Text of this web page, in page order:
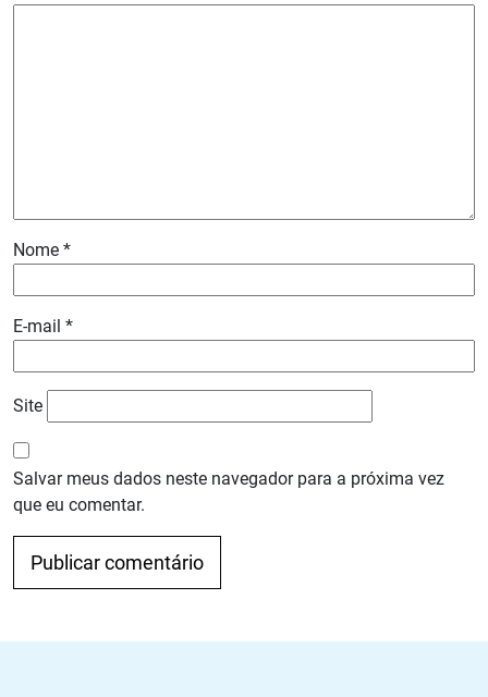
Nome *
E-mail *
Site
Salvar meus dados neste navegador para a próxima vez
que eu comentar.